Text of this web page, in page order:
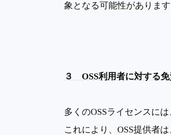
象となる可能性があります
３OSS利用者に対する
多くのOSSライセンスに
これにより、OSS提供者は